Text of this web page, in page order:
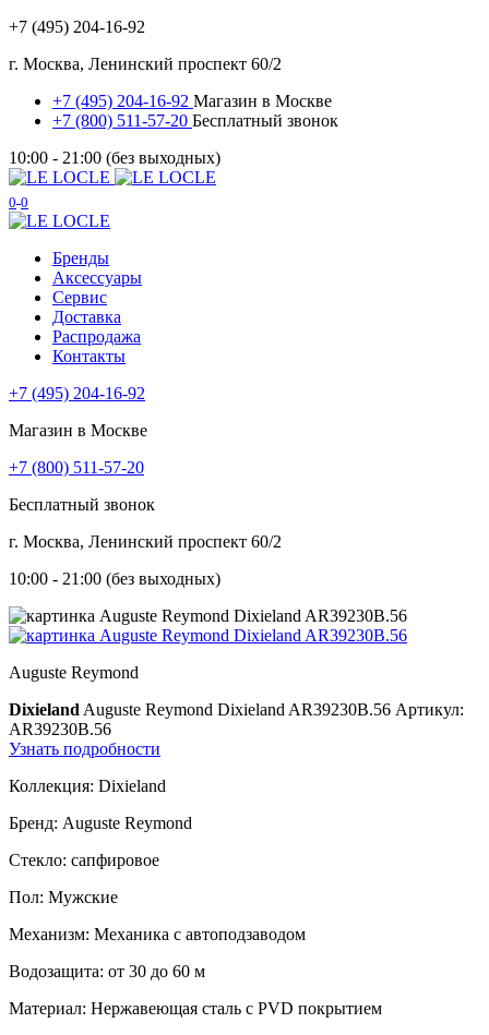
+7 (495) 204-16-92
г. Москва, Ленинский проспект 60/2
+7 (495) 204-16-92 Магазин в Москве
+7 (800) 511-57-20 Бесплатный звонок
10:00 - 21:00 (без выходных)
0 0
Бренды
Аксессуары
Сервис
Доставка
Распродажа
Контакты
+7 (495) 204-16-92
Магазин в Москве
+7 (800) 511-57-20
Бесплатный звонок
г. Москва, Ленинский проспект 60/2
10:00 - 21:00 (без выходных)
Auguste Reymond
Dixieland Auguste Reymond Dixieland AR39230B.56 Артикул:
AR39230B.56
Узнать подробности
Коллекция: Dixieland
Бренд: Auguste Reymond
Стекло: сапфировое
Пол: Мужские
Механизм: Механика с автоподзаводом
Водозащита: от 30 до 60 м
Материал: Нержавеющая сталь с PVD покрытием